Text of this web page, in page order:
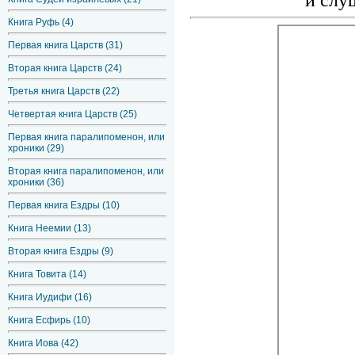
Книга Руфь (4)
Первая книга Царств (31)
Вторая книга Царств (24)
Третья книга Царств (22)
Четвертая книга Царств (25)
Первая книга паралипоменон, или
хроники (29)
Вторая книга паралипоменон, или
хроники (36)
Первая книга Ездры (10)
Книга Неемии (13)
Вторая книга Ездры (9)
Книга Товита (14)
Книга Иудифи (16)
Книга Есфирь (10)
Книга Иова (42)